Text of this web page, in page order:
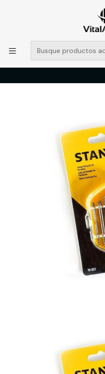
POR SISTEMA FRONTAL SOLO
MUCHAS GRACIAS +569 5956
Inicio Catálogo FERRETERIA
JGO. DE